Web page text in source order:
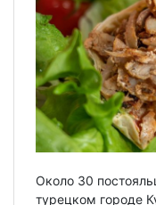
Около 30
турецком городе